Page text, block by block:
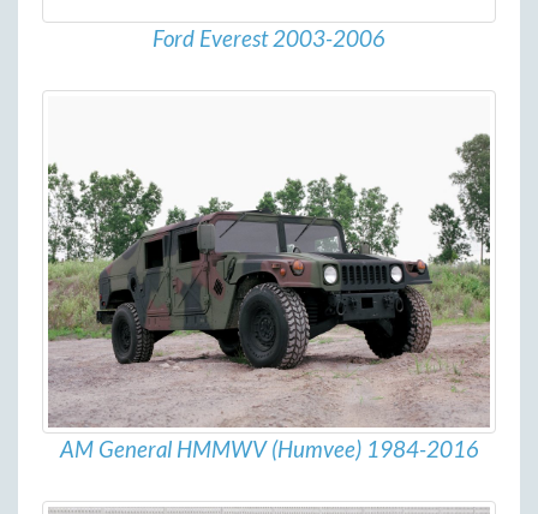
Ford Everest 2003-2006
AM General HMMWV (Humvee) 1984-2016